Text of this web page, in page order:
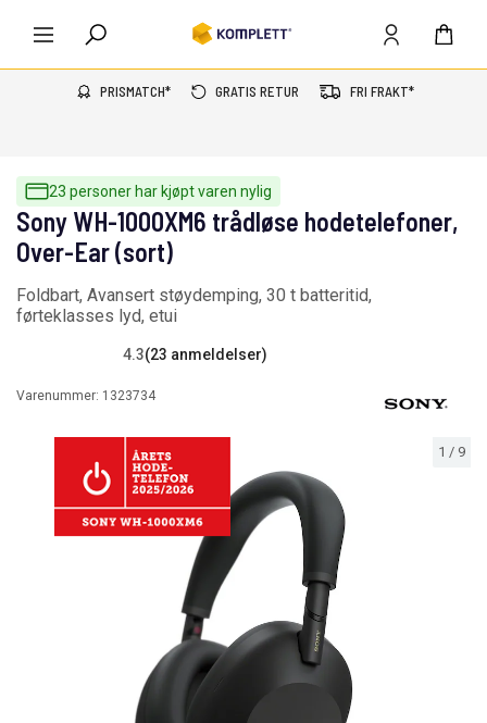
PRISMATCH* GRATIS RETUR FRI FRAKT*
23 personer har kjøpt varen nylig
1 / 9
Sony WH-1000XM6 trådløse hodetelefoner,
Over-Ear (sort)
Foldbart, Avansert støydemping, 30 t batteritid,
førteklasses lyd, etui
4.3(23 anmeldelser)
Varenummer: 1323734